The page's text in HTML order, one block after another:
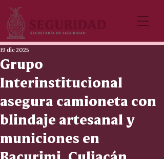
Grupo
Interinstitucional
asegura camioneta con
blindaje artesanal y
municiones en
19 dic 2025